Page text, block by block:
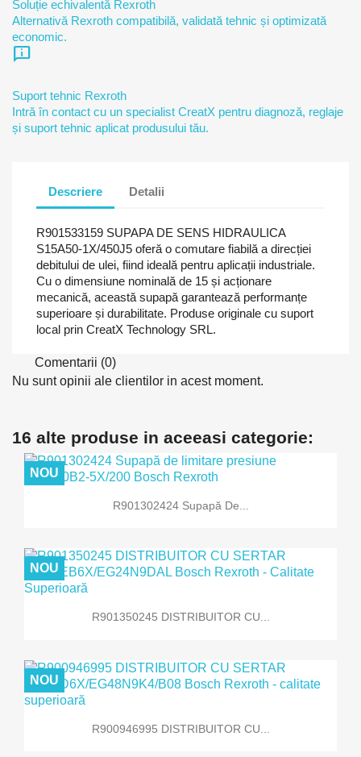
Soluție echivalentă Rexroth
Alternativă Rexroth compatibilă, validată tehnic și optimizată
economic.
chat_info
Suport tehnic Rexroth
Intră în contact cu un specialist CreatX pentru diagnoză, reglaje
și suport tehnic aplicat produsului tău.
Descriere Detalii
R901533159 SUPAPA DE SENS HIDRAULICA
S15A50-1X/450J5 oferă o comutare fiabilă a direcției
debitului de ulei, fiind ideală pentru aplicații industriale.
Cu o dimensiune nominală de 15 și acționare
mecanică, această supapă garantează performanțe
superioare și durabilitate. Produse originale cu suport
local prin CreatX Technology SRL.
Comentarii (0)
Nu sunt opinii ale clientilor in acest moment.
16 alte produse in aceeasi categorie:
R901302424 Supapă De...
NOU
R901350245 DISTRIBUITOR CU...
NOU
R900946995 DISTRIBUITOR CU...
NOU